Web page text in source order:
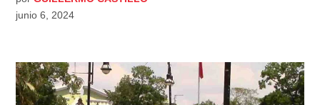
junio 6, 2024